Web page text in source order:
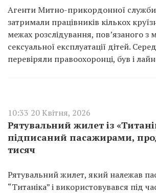
Агенти Митно-прикордонної
затримали працівників кількох
межах розслідування, пов’язаного з
сексуальної експлуатації дітей.
перевіряли правоохоронці, був і
10:33 20 Квітня, 2026
Рятувальний жилет із
підписаний пасажирами,
тисяч
Рятувальний жилет, який належав
“Титаніка” і використовувався під